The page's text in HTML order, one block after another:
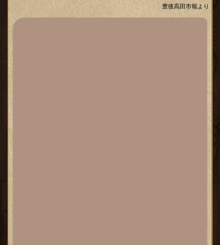
豊後高田市報より